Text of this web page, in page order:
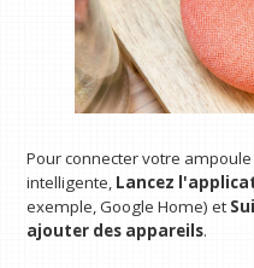
Pour connecter votre
intelligente, Lancez
exemple, Google Home) et
ajouter des appareils.